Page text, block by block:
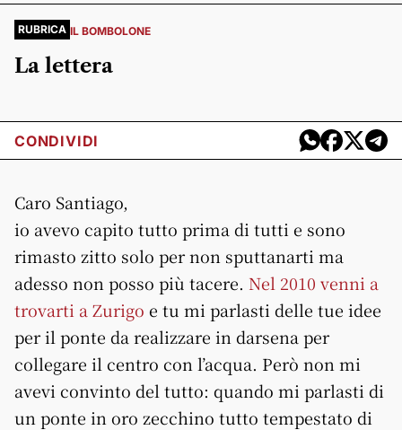
RUBRICA IL BOMBOLONE
La lettera
CONDIVIDI
Caro Santiago,
io avevo capito tutto prima di tutti e sono
rimasto zitto solo per non sputtanarti ma
adesso non posso più tacere. Nel 2010 venni a
trovarti a Zurigo e tu mi parlasti delle tue idee
per il ponte da realizzare in darsena per
collegare il centro con l’acqua. Però non mi
avevi convinto del tutto: quando mi parlasti di
un ponte in oro zecchino tutto tempestato di